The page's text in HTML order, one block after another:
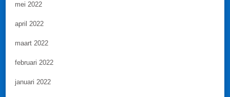
mei 2022
april 2022
maart 2022
februari 2022
januari 2022